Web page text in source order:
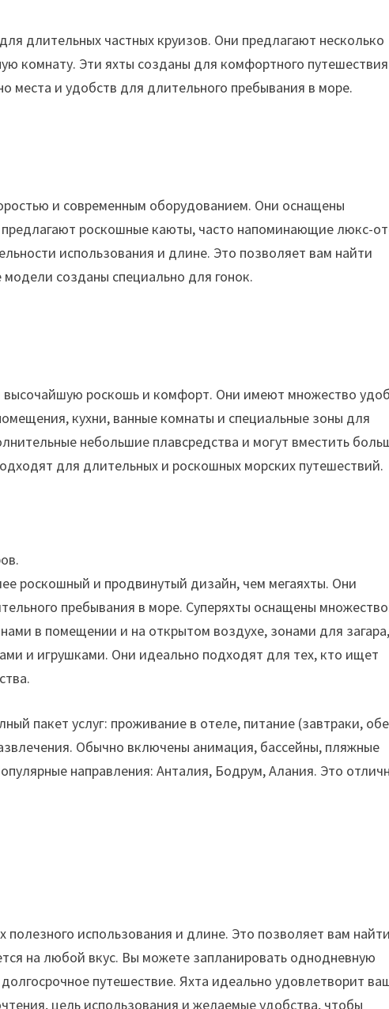
длительных частных круизов. Они предлагают несколько
комнату. Эти яхты созданы для комфортного
места и удобств для длительного пребывания в море.
и современным оборудованием. Они оснащены
роскошные каюты, часто напоминающие люкс-
использования и длине. Это позволяет вам найти
созданы специально для гонок.
роскошь и комфорт. Они имеют множество
кухни, ванные комнаты и специальные зоны для
небольшие плавсредства и могут вместить
для длительных и роскошных морских путешествий.
роскошный и продвинутый дизайн, чем мегаяхты. Они
пребывания в море. Суперяхты оснащены
в помещении и на открытом воздухе, зонами для загара,
и игрушками. Они идеально подходят для тех, кто ищет
пакет услуг: проживание в отеле, питание (завтраки,
Обычно включены анимация, бассейны, пляжные
направления: Анталия, Бодрум, Алания. Это
использования и длине. Это позволяет вам найти
на любой вкус. Вы можете запланировать однодневную
путешествие. Яхта идеально удовлетворит
цель использования и желаемые удобства, чтобы